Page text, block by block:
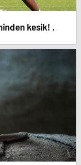
kesik! .